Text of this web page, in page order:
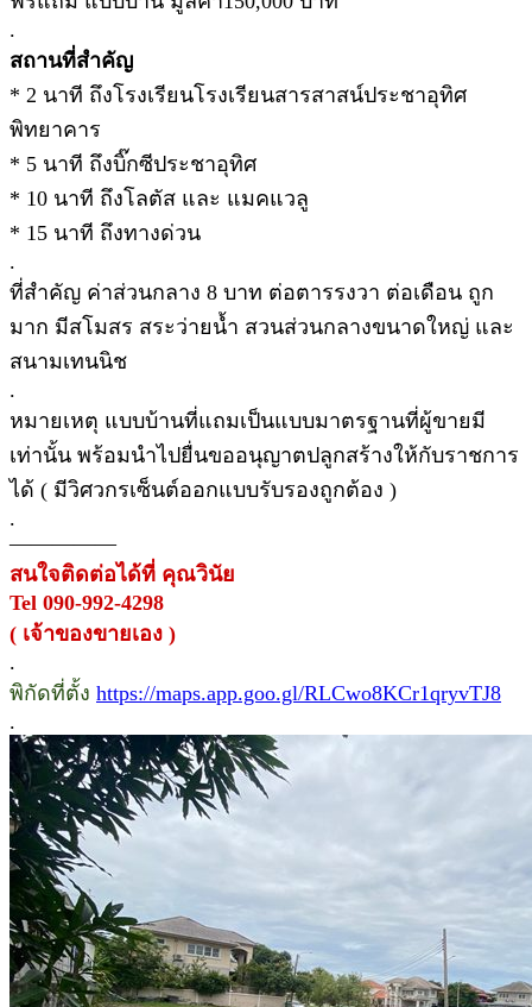
.
สถานที่สำคัญ
* 2 นาที ถึงโรงเรียนโรงเรียนสารสาสน์ประชาอุทิศ
พิทยาคาร
* 5 นาที ถึงบิ๊กซีประชาอุทิศ
* 10 นาที ถึงโลตัส และ แมคแวลู
* 15 นาที ถึงทางด่วน
.
ที่สำคัญ ค่าส่วนกลาง 8 บาท ต่อตารรงวา ต่อเดือน ถูก
มาก มีสโมสร สระว่ายน้ำ สวนส่วนกลางขนาดใหญ่ และ
สนามเทนนิช
.
หมายเหตุ แบบบ้านที่แถมเป็นแบบมาตรฐานที่ผู้ขายมี
เท่านั้น พร้อมนำไปยื่นขออนุญาตปลูกสร้างให้กับราชการ
ได้ ( มีวิศวกรเซ็นต์ออกแบบรับรองถูกต้อง )
.
—————
สนใจติดต่อได้ที่ คุณวินัย
Tel 090-992-4298
( เจ้าของขายเอง )
.
พิกัดที่ตั้ง https://maps.app.goo.gl/RLCwo8KCr1qryvTJ8
.